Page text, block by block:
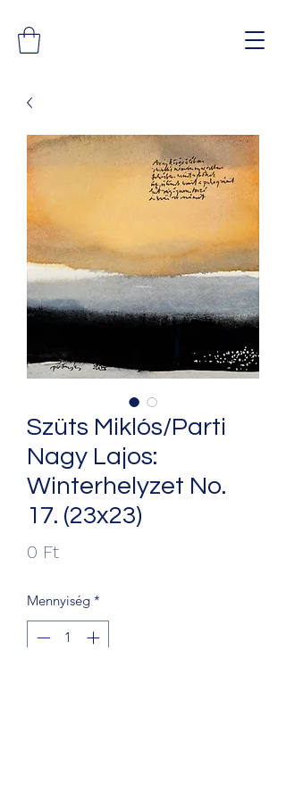
Szüts Miklós/Parti
Nagy Lajos:
Winterhelyzet No.
17. (23x23)
0 FtÁr
Mennyiség *